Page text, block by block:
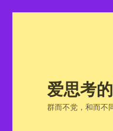
爱思考
群而不党，和而不